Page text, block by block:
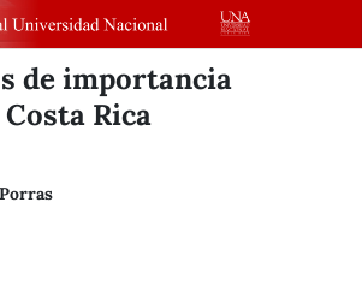
de importancia
Rica